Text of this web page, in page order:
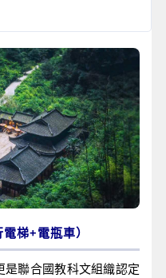
梯+電瓶車）
聯合國教科文組織認定